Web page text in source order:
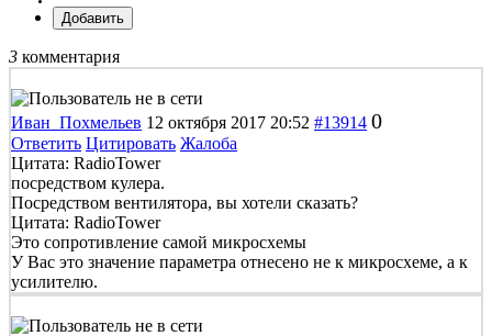
Добавить
3 комментария
Иван_Похмельев 12 октября 2017 20:52 #13914 0
Ответить Цитировать Жалоба
Цитата: RadioTower
посредством кулера.
Посредством вентилятора, вы хотели сказать?
Цитата: RadioTower
Это сопротивление самой микросхемы
У Вас это значение параметра отнесено не к микросхеме, а к
усилителю.